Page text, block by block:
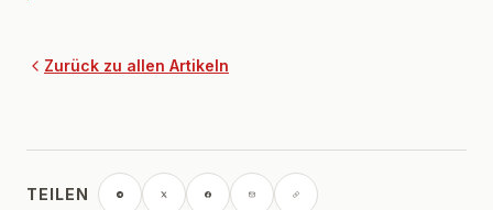
Zurück zu allen Artikeln
TEILEN